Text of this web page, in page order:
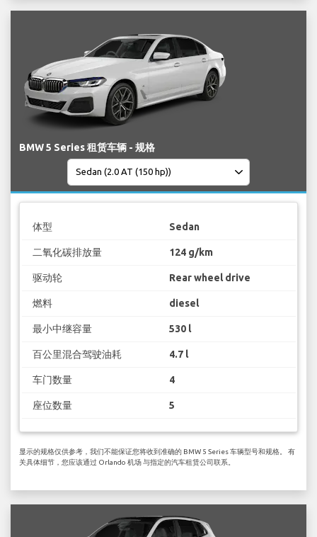
BMW 5 Series 租赁车辆 - 规格
体型 Sedan
二氧化碳排放量 124 g/km
驱动轮 Rear wheel drive
燃料 diesel
最小中继容量 530 l
百公里混合驾驶油耗 4.7 l
车门数量 4
座位数量 5
显示的规格仅供参考，我们不能保证您将收到准确的 BMW 5 Series 车辆型号和规格。 有
关具体细节，您应该通过 Orlando 机场 与指定的汽车租赁公司联系。